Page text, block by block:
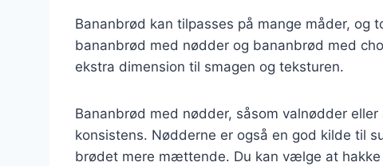
Bananbrød kan tilpasses på mange måder, og
bananbrød med nødder og bananbrød med
ekstra dimension til smagen og teksturen.
Bananbrød med nødder, såsom valnødder
konsistens. Nødderne er også en god kilde til
brødet mere mættende. Du kan vælge at